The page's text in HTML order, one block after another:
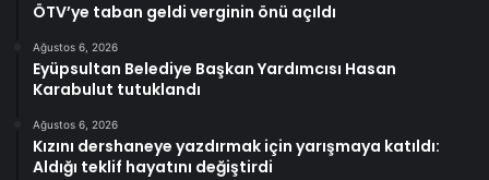
ÖTV’ye taban geldi verginin önü açıldı
Ağustos 6, 2026
Eyüpsultan Belediye Başkan Yardımcısı Hasan
Karabulut tutuklandı
Ağustos 6, 2026
Kızını dershaneye yazdırmak için yarışmaya katıldı:
Aldığı teklif hayatını değiştirdi